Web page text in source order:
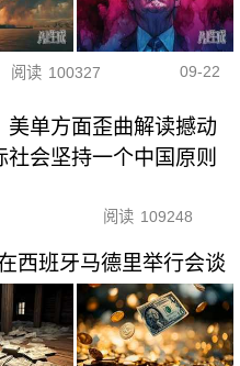
阅读 100327 09-22
美单方面歪曲解读撼动
社会坚持一个中国原则
阅读 109248
西班牙马德里举行会谈